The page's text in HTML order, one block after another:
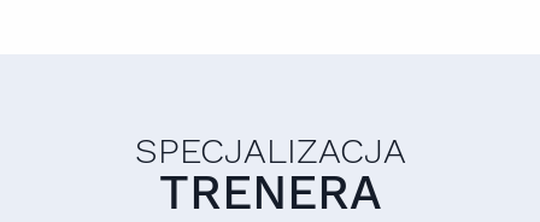
SPECJALIZACJA
TRENERA